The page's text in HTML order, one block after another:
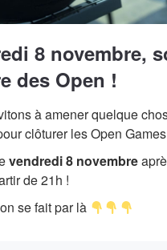
8 novembre,
des Open !
à amener quelque
clôturer les Open
vendredi 8 novembre
de 21h !
se fait par là